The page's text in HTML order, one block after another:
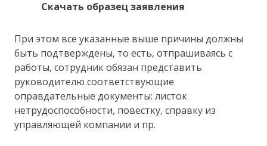
Скачать образец заявления
При этом все указанные выше причины должны
быть подтверждены, то есть, отпрашиваясь с
работы, сотрудник обязан представить
руководителю соответствующие
оправдательные документы: листок
нетрудоспособности, повестку, справку из
управляющей компании и пр.